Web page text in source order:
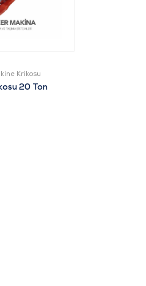
Krikosu
20 Ton